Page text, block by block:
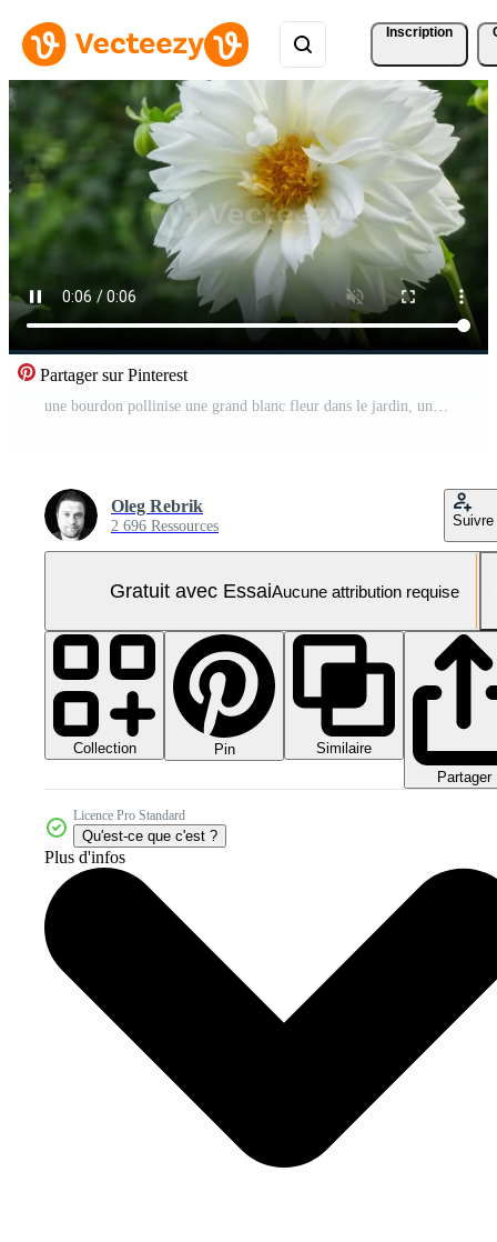
Inscription
Partager sur Pinterest
une bourdon pollinise une grand blanc fleur dans le jardin, une dahlia fermer. été fleurs. Vidéo Pro
Oleg Rebrik
2 696 Ressources Suivre
Gratuit avec EssaiAucune attribution requise
Collection Pin
Similaire
Partager
Licence Pro Standard
Qu'est-ce que c'est ?
Plus d'infos